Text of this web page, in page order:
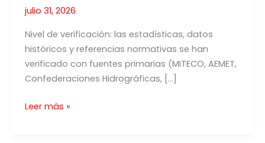
julio 31, 2026
Nivel de verificación: las estadísticas, datos
históricos y referencias normativas se han
verificado con fuentes primarias (MITECO, AEMET,
Confederaciones Hidrográficas, […]
Cómo
Leer más »